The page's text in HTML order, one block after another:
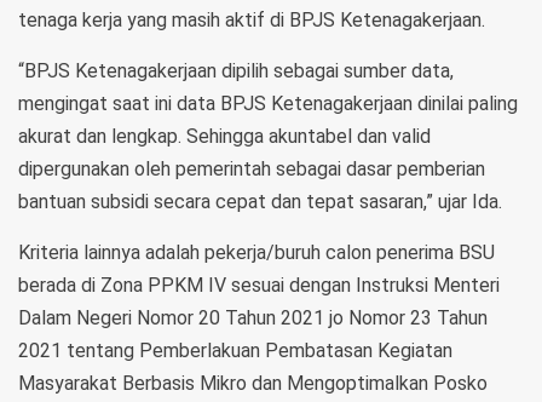
tenaga kerja yang masih aktif di BPJS Ketenagakerjaan.
“BPJS Ketenagakerjaan dipilih sebagai sumber data,
mengingat saat ini data BPJS Ketenagakerjaan dinilai paling
akurat dan lengkap. Sehingga akuntabel dan valid
dipergunakan oleh pemerintah sebagai dasar pemberian
bantuan subsidi secara cepat dan tepat sasaran,” ujar Ida.
Kriteria lainnya adalah pekerja/buruh calon penerima BSU
berada di Zona PPKM IV sesuai dengan Instruksi Menteri
Dalam Negeri Nomor 20 Tahun 2021 jo Nomor 23 Tahun
2021 tentang Pemberlakuan Pembatasan Kegiatan
Masyarakat Berbasis Mikro dan Mengoptimalkan Posko